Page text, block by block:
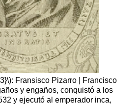
: Fransisco Pizarro | Francisco
y engaños, conquistó a los
y ejecutó al emperador inca,